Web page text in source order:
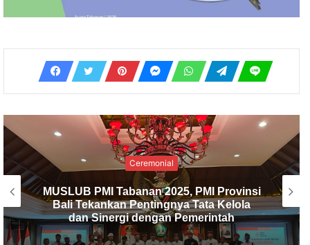
Ceremonial
PMI Kabupaten Tabanan Gelar
Musyawarah Luar Biasa, I Made Dirga
Terpilih sebagai Ketua Baru